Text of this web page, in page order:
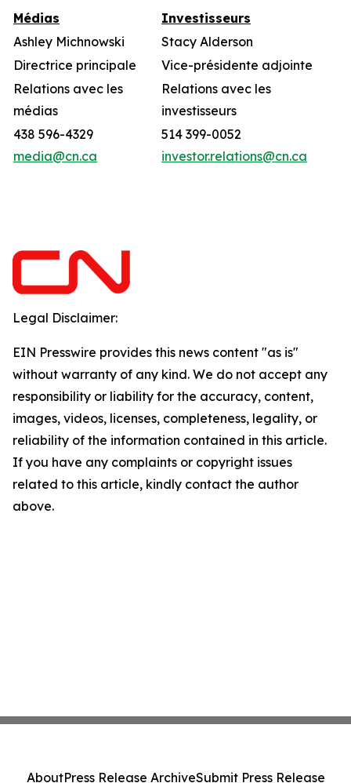
Médias
Investisseurs
Ashley Michnowski
Stacy Alderson
Directrice principale
Vice-présidente adjointe
Relations avec les
médias
Relations avec les
investisseurs
438 596-4329
media@cn.ca
514 399-0052
investor.relations@cn.ca
Legal Disclaimer:
EIN Presswire provides this news content "as is"
without warranty of any kind. We do not accept any
responsibility or liability for the accuracy, content,
images, videos, licenses, completeness, legality, or
reliability of the information contained in this article.
If you have any complaints or copyright issues
related to this article, kindly contact the author
above.
AboutPress Release ArchiveSubmit Press Release